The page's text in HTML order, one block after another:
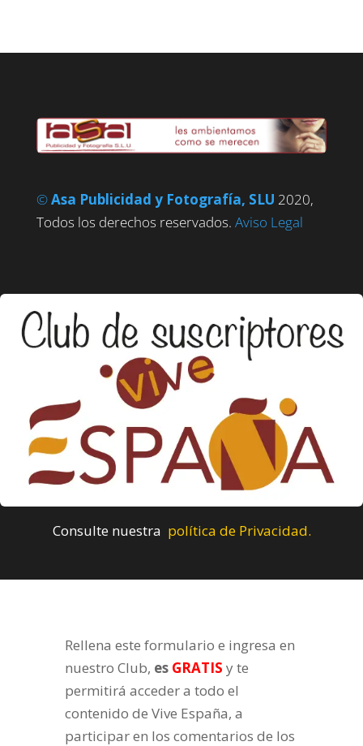
©Asa Publicidad y Fotografía, SLU 2020,
Todos los derechos reservados. Aviso Legal
Consulte nuestra política de Privacidad.
Rellena este formulario e ingresa en
nuestro Club, es GRATIS y te
permitirá acceder a todo el
contenido de Vive España, a
participar en los comentarios de los